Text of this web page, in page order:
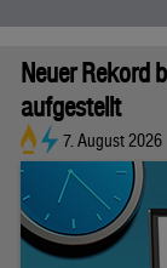
Neuer Rekord
aufgestellt
7. August 2026